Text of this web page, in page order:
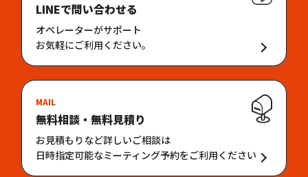
LINEで問い合わせる
オペレーターがサポート
お気軽にご利用ください。
MAIL
無料相談・無料見積り
お見積もりなど詳しいご相談は
日時指定可能なミーティング予約をご利用ください